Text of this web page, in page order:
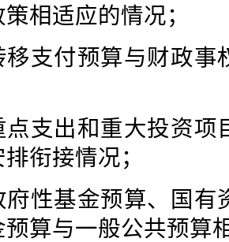
相适应的情况；
移支付预算与财政
点支出和重大投资
衔接情况；
府性基金预算、国
算与一般公共预算